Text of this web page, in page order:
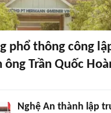
phổ thông công
Trần Quốc
Nghệ An thành lập